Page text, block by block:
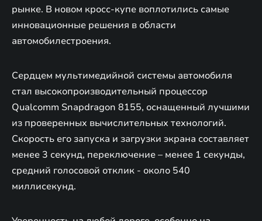
рынке. В новом кросс-купе воплотились самые
инновационные решения в области
автомобилестроения.
Сердцем мультимедийной системы автомобиля
стал высокопроизводительный процессор
Qualcomm Snapdragon 8155, оснащенный лучшими
из проверенных вычислительных технологий.
Скорость его запуска и загрузки экрана составляет
менее 3 секунд, переключение – менее 1 секунды,
средний голосовой отклик - около 540
миллисекунд.